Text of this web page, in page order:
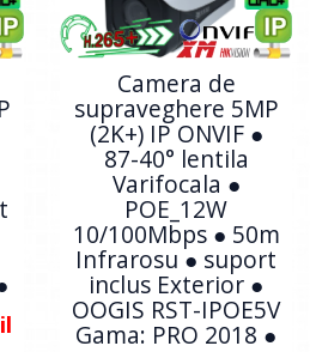
Camera de
supraveghere 5MP
(2K+) IP ONVIF ●
87-40° lentila
Varifocala ●
POE_12W
10/100Mbps ● 50m
Infrarosu ● suport
inclus Exterior ●
OOGIS RST-IPOE5V
Gama: PRO 2018 ●